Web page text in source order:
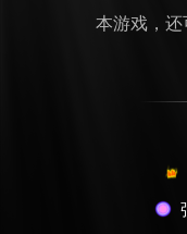
本游戏，还